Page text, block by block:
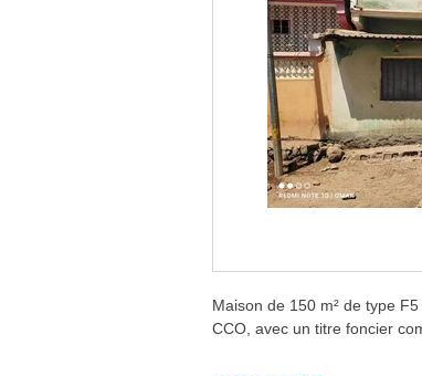
Maison de 150 m² de type
CCO, avec un titre foncier